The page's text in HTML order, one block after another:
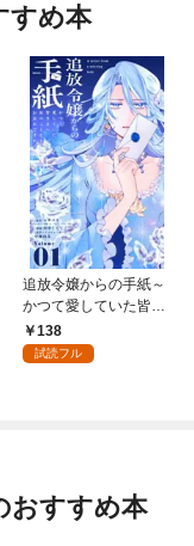
すめ本
追放令嬢からの手紙～
かつて愛していた皆さ
まへ 私のことなどお忘
れですか？～【単話】
138
試読フル
おすすめ本